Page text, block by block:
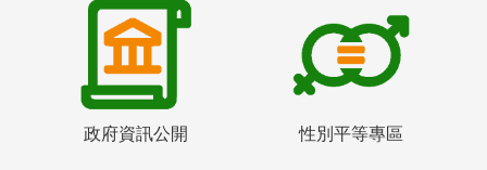
政府資訊公開 性別平等專區